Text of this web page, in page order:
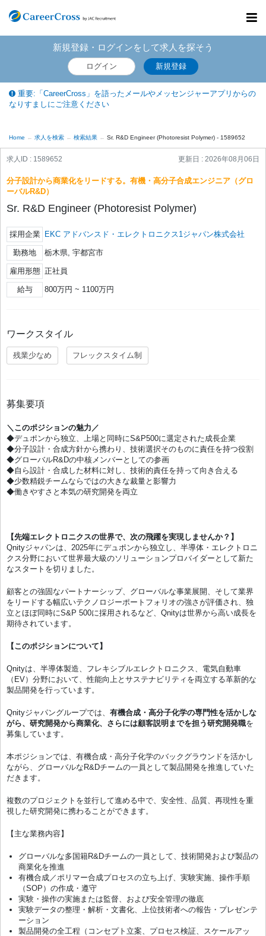
新規登録・ログインをして求人を探そう
ログイン 新規登録
重要:「CareerCross」を語ったメールやメッセンジャーアプリからの
なりすましにご注意ください
Home 求人を検索 検索結果 Sr. R&D Engineer (Photoresist Polymer) - 1589652
求人ID : 1589652 更新日 : 2026年08月06日
分子設計から商業化をリードする。有機・高分子合成エンジニア（グロ
ーバルR&D）
Sr. R&D Engineer (Photoresist Polymer)
採用企業 EKC アドバンスド・エレクトロニクス1ジャパン株式会社
勤務地 栃木県, 宇都宮市
雇用形態 正社員
給与 800万円 ~ 1100万円
ワークスタイル
残業少なめ フレックスタイム制
募集要項
＼このポジションの魅力／
◆デュポンから独立、上場と同時にS&P500に選定された成長企業
◆分子設計・合成方針から携わり、技術選択そのものに責任を持つ役割
◆グローバルR&Dの中核メンバーとしての参画
◆自ら設計・合成した材料に対し、技術的責任を持って向き合える
◆少数精鋭チームならではの大きな裁量と影響力
◆働きやすさと本気の研究開発を両立
【先端エレクトロニクスの世界で、次の飛躍を実現しませんか？】
Qnityジャパンは、2025年にデュポンから独立し、半導体・エレクトロニ
クス分野において世界最大級のソリューションプロバイダーとして新た
なスタートを切りました。
顧客との強固なパートナーシップ、グローバルな事業展開、そして業界
をリードする幅広いテクノロジーポートフォリオの強さが評価され、独
立とほぼ同時にS&P 500に採用されるなど、Qnityは世界から高い成長を
期待されています。
【このポジションについて】
Qnityは、半導体製造、フレキシブルエレクトロニクス、電気自動車
（EV）分野において、性能向上とサステナビリティを両立する革新的な
製品開発を行っています。
Qnityジャパングループでは、 有機合成・高分子化学の専門性を活かしな
がら、研究開発から商業化、さらには顧客説明までを担う研究開発職を
募集しています。
本ポジションでは、有機合成・高分子化学のバックグラウンドを活かし
ながら、グローバルなR&Dチームの一員として製品開発を推進していた
だきます。
複数のプロジェクトを並行して進める中で、安全性、品質、再現性を重
視した研究開発に携わることができます。
【主な業務内容】
グローバルな多国籍R&Dチームの一員として、技術開発および製品の
商業化を推進
有機合成／ポリマー合成プロセスの立ち上げ、実験実施、操作手順
（SOP）の作成・遵守
実験・操作の実施または監督、および安全管理の徹底
実験データの整理・解析・文書化、上位技術者への報告・プレゼンテ
ーション
製品開発の全工程（コンセプト立案、プロセス検証、スケールアッ